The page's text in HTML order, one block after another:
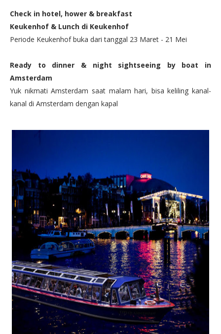
Check in hotel, hower & breakfast
Keukenhof & Lunch di Keukenhof
Periode Keukenhof buka dari tanggal 23 Maret - 21 Mei
Ready to dinner & night sightseeing by boat in
Amsterdam
Yuk nikmati Amsterdam saat malam hari, bisa keliling kanal-
kanal di Amsterdam dengan kapal